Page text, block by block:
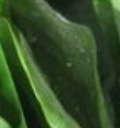
черемша
Собранную черемшу перебрать,
помыть, собрать в небольшие
пучки и сложить в банку.
Приготовить нужное количество
маринада. Из расчета на 1 л воды
— 2 ст. ложки сахара, 1 ст. ложка
соли, 1 ст. ложка уксусной
эссенции. Если черемшу сложили
в трехлитровую банку, потребуется
примерно 2 л маринада. В воде
растворить соль и сахар, довести
маринад до кипения, влить